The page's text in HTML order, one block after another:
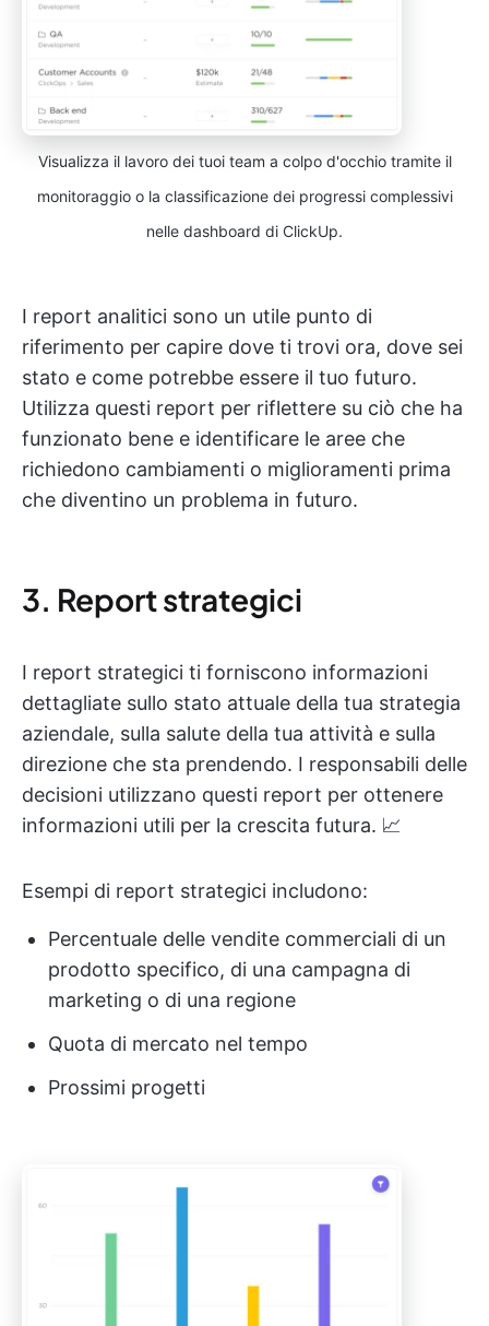
Visualizza il lavoro dei tuoi team a colpo d'occhio tramite il
monitoraggio o la classificazione dei progressi complessivi
nelle dashboard di ClickUp.
I report analitici sono un utile punto di
riferimento per capire dove ti trovi ora, dove sei
stato e come potrebbe essere il tuo futuro.
Utilizza questi report per riflettere su ciò che ha
funzionato bene e identificare le aree che
richiedono cambiamenti o miglioramenti prima
che diventino un problema in futuro.
3. Report strategici
I report strategici ti forniscono informazioni
dettagliate sullo stato attuale della tua strategia
aziendale, sulla salute della tua attività e sulla
direzione che sta prendendo. I responsabili delle
decisioni utilizzano questi report per ottenere
informazioni utili per la crescita futura. 📈
Esempi di report strategici includono:
Percentuale delle vendite commerciali di un
prodotto specifico, di una campagna di
marketing o di una regione
Quota di mercato nel tempo
Prossimi progetti